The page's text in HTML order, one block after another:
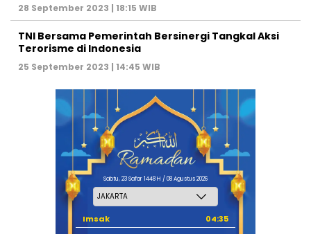
28 September 2023 | 18:15 WIB
TNI Bersama Pemerintah Bersinergi Tangkal Aksi
Terorisme di Indonesia
25 September 2023 | 14:45 WIB
Sabtu, 23 Safar 1448 H / 08 Agustus 2026
Imsak
04:35